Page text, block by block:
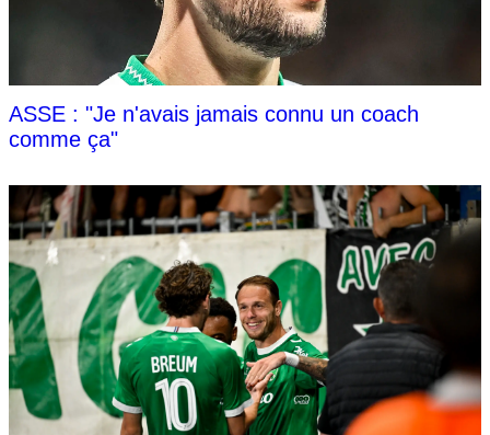
ASSE : "Je n'avais jamais connu un coach
comme ça"